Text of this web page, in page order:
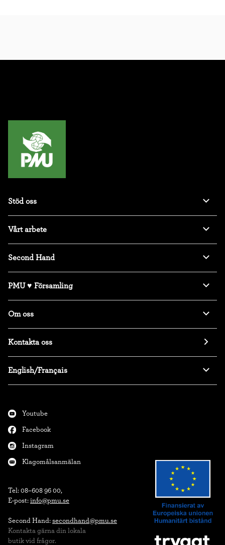
Stöd oss
Vårt arbete
Second Hand
PMU ♥ Församling
Om oss
Kontakta oss
English/Français
Youtube
Facebook
Instagram
Klagomålsanmälan
Tel: 08–608 96 00,
E-post: info@pmu.se
Second Hand: secondhand@pmu.se
Kontakta gärna din lokala
butik vid frågor.